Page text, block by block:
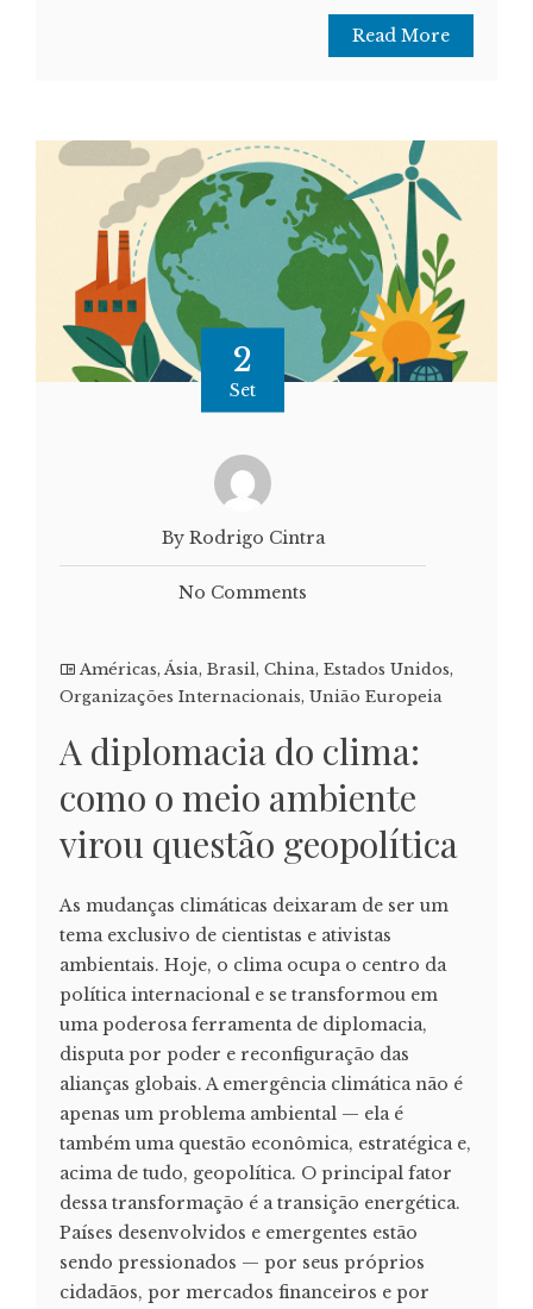
Read More
2
Set
By Rodrigo Cintra
No Comments
Américas, Ásia, Brasil, China, Estados Unidos,
Organizações Internacionais, União Europeia
A diplomacia do clima:
como o meio ambiente
virou questão geopolítica
As mudanças climáticas deixaram de ser um
tema exclusivo de cientistas e ativistas
ambientais. Hoje, o clima ocupa o centro da
política internacional e se transformou em
uma poderosa ferramenta de diplomacia,
disputa por poder e reconfiguração das
alianças globais. A emergência climática não é
apenas um problema ambiental — ela é
também uma questão econômica, estratégica e,
acima de tudo, geopolítica. O principal fator
dessa transformação é a transição energética.
Países desenvolvidos e emergentes estão
sendo pressionados — por seus próprios
cidadãos, por mercados financeiros e por